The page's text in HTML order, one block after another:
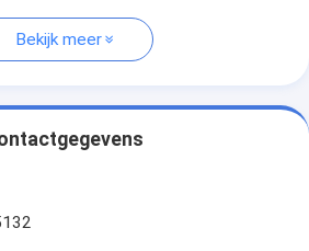
Bekijk meer